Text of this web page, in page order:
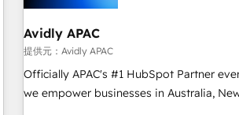
implementations; secure data workflows
Services: compliant workflows; audit-
Legal: client intake; pipeline and
Commerce: Shopify, WooCommerce;
automation 🏢 Real Estate: deal
Avidly APAC
提供元：Avidly APAC
Officially APAC's #1 HubSpot Partner
we empower businesses in Australia,